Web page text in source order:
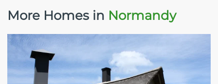
More Homes in Normandy